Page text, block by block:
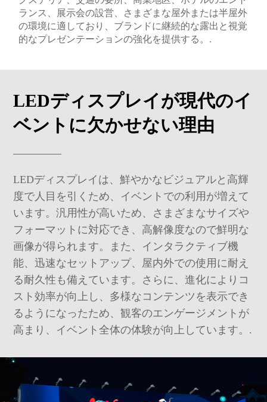
ランス、展示会の設営、さまざまな屋外または半屋外
の環境に適しており、ブランドに継続的な露出と視覚
的なプレゼンテーションの強化を提供する。.
LEDディスプレイが現代のイ
ベントに欠かせない理由
LEDディスプレイは、鮮やかなビジュアルと高輝
度で人目を引くため、イベントでの利用が増えて
います。汎用性が高いため、さまざまなサイズや
フォーマットに対応でき、高解像度なので鮮明な
画像が得られます。また、インタラクティブ機
能、迅速なセットアップ、屋内外での使用に耐え
る耐久性も備えています。さらに、進化によりコ
スト効率が向上し、多様なコンテンツを表示でき
るようになったため、観客のエンゲージメントが
高まり、イベント全体の体験が向上しています。.